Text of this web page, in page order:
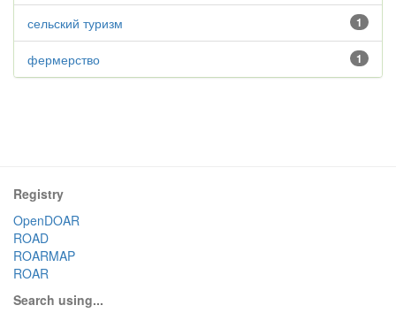
1
сельский туризм
1
фермерство
Registry
OpenDOAR
ROAD
ROARMAP
ROAR
Search using...